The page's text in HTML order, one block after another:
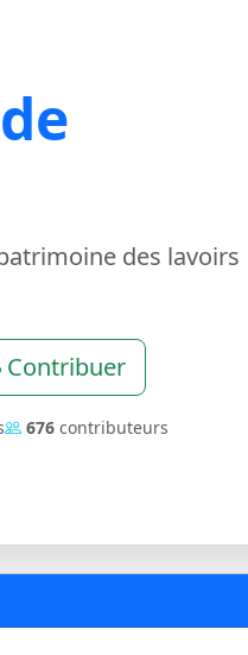
des lavoirs
Contribuer
676 contributeurs